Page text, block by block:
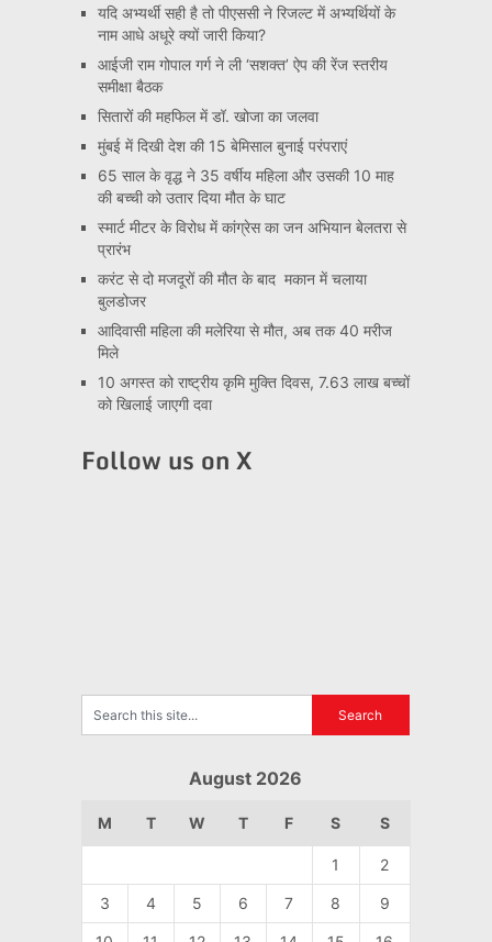
यदि अभ्यर्थी सही है तो पीएससी ने रिजल्ट में अभ्यर्थियों के
नाम आधे अधूरे क्यों जारी किया?
आईजी राम गोपाल गर्ग ने ली ‘सशक्त’ ऐप की रेंज स्तरीय
समीक्षा बैठक
सितारों की महफिल में डॉ. खोजा का जलवा
मुंबई में दिखी देश की 15 बेमिसाल बुनाई परंपराएं
65 साल के वृद्ध ने 35 वर्षीय महिला और उसकी 10 माह
की बच्ची को उतार दिया मौत के घाट
स्मार्ट मीटर के विरोध में कांग्रेस का जन अभियान बेलतरा से
प्रारंभ
करंट से दो मजदूरों की मौत के बाद मकान में चलाया
बुलडोजर
आदिवासी महिला की मलेरिया से मौत, अब तक 40 मरीज
मिले
10 अगस्त को राष्ट्रीय कृमि मुक्ति दिवस, 7.63 लाख बच्चों
को खिलाई जाएगी दवा
Follow us on X
August 2026
M T W T F S S
1 2
3 4 5 6 7 8 9